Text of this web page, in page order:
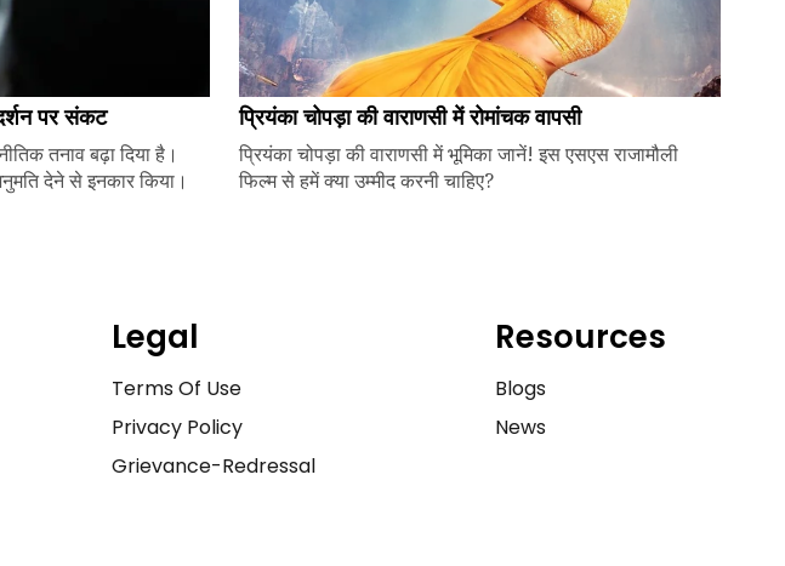
पर संकट
तनाव बढ़ा दिया है।
देने से इनकार किया।
प्रियंका चोपड़ा की वाराणसी में रोमांचक वापसी
प्रियंका चोपड़ा की वाराणसी में भूमिका जानें! इस एसएस राजामौली
फिल्म से हमें क्या उम्मीद करनी चाहिए?
Legal
Terms Of Use
Privacy Policy
Grievance-Redressal
Resources
Blogs
News